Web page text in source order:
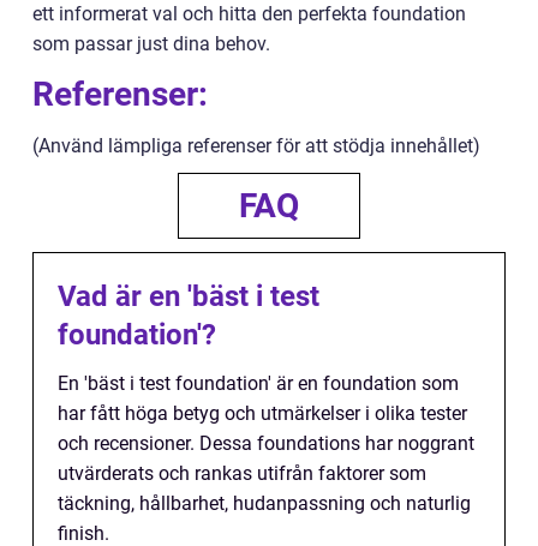
ett informerat val och hitta den perfekta foundation
som passar just dina behov.
Referenser:
(Använd lämpliga referenser för att stödja innehållet)
FAQ
Vad är en 'bäst i test
foundation'?
En 'bäst i test foundation' är en foundation som
har fått höga betyg och utmärkelser i olika tester
och recensioner. Dessa foundations har noggrant
utvärderats och rankas utifrån faktorer som
täckning, hållbarhet, hudanpassning och naturlig
finish.